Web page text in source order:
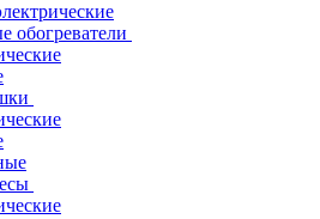
обогреватели